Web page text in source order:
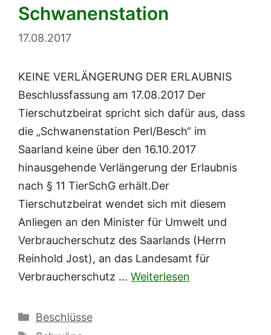
Schwanenstation
17.08.2017
KEINE VERLÄNGERUNG DER ERLAUBNIS
Beschlussfassung am 17.08.2017 Der
Tierschutzbeirat spricht sich dafür aus, dass
die „Schwanenstation Perl/Besch“ im
Saarland keine über den 16.10.2017
hinausgehende Verlängerung der Erlaubnis
nach § 11 TierSchG erhält.Der
Tierschutzbeirat wendet sich mit diesem
Anliegen an den Minister für Umwelt und
Verbraucherschutz des Saarlands (Herrn
Reinhold Jost), an das Landesamt für
Verbraucherschutz … Weiterlesen
Kategorien
Beschlüsse